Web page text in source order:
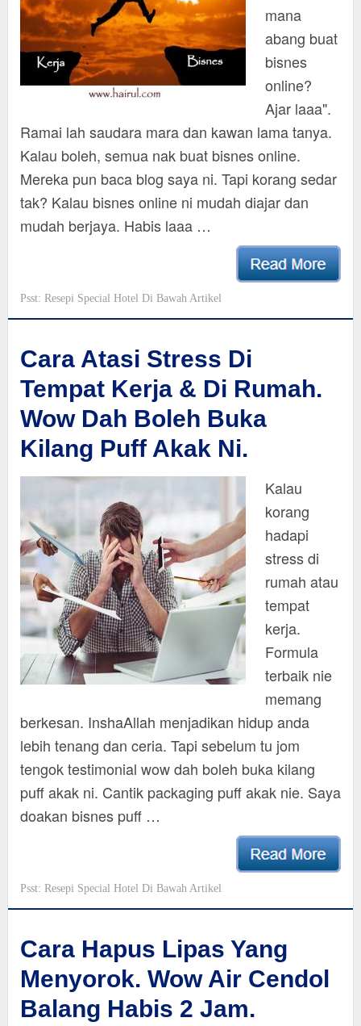
mana
abang buat
bisnes
online?
Ajar laaa".
Ramai lah saudara mara dan kawan lama tanya.
Kalau boleh, semua nak buat bisnes online.
Mereka pun baca blog saya ni. Tapi korang sedar
tak? Kalau bisnes online ni mudah diajar dan
mudah berjaya. Habis laaa …
Psst: Resepi Special Hotel Di Bawah Artikel
Cara Atasi Stress Di
Tempat Kerja & Di Rumah.
Wow Dah Boleh Buka
Kilang Puff Akak Ni.
Kalau
korang
hadapi
stress di
rumah atau
tempat
kerja.
Formula
terbaik nie
memang
berkesan. InshaAllah menjadikan hidup anda
lebih tenang dan ceria. Tapi sebelum tu jom
tengok testimonial wow dah boleh buka kilang
puff akak ni. Cantik packaging puff akak nie. Saya
doakan bisnes puff …
Psst: Resepi Special Hotel Di Bawah Artikel
Cara Hapus Lipas Yang
Menyorok. Wow Air Cendol
Balang Habis 2 Jam.